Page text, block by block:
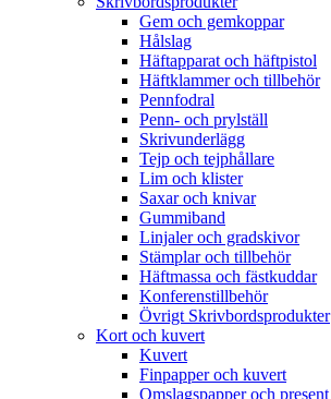
Gem och gemkoppar
Hålslag
Häftapparat och häftpistol
Häftklammer och tillbehör
Pennfodral
Penn- och prylställ
Skrivunderlägg
Tejp och tejphållare
Lim och klister
Saxar och knivar
Gummiband
Linjaler och gradskivor
Stämplar och tillbehör
Häftmassa och fästkuddar
Konferenstillbehör
Övrigt Skrivbordsprodukter
Kort och kuvert
Kuvert
Finpapper och kuvert
Omslagspapper och present